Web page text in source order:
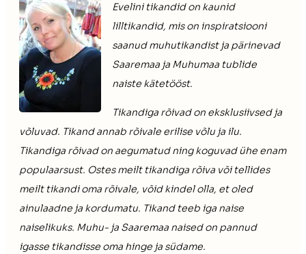
Evelini tikandid on kaunid
lilltikandid, mis on inspiratsiooni
saanud muhutikandist ja pärinevad
Saaremaa ja Muhumaa tublide
naiste kätetööst.
Tikandiga rõivad on eksklusiivsed ja
võluvad. Tikand annab rõivale erilise võlu ja ilu.
Tikandiga rõivad on aegumatud ning koguvad ühe enam
populaarsust. Ostes meilt tikandiga rõiva või tellides
meilt tikandi oma rõivale, võid kindel olla, et oled
ainulaadne ja kordumatu. Tikand teeb iga naise
naiselikuks. Muhu- ja Saaremaa naised on pannud
igasse tikandisse oma hinge ja südame.